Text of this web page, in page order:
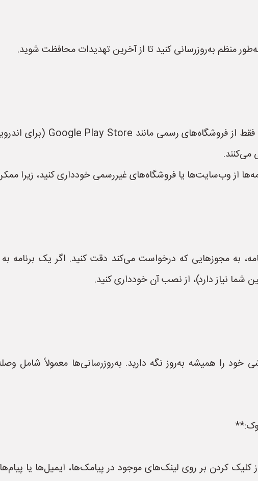
منظم به‌روزرسانی کنید تا از آخرین تهدیدات محافظت شوید.
می‌کنند.
از وب‌سایت‌ها یا فروشگاه‌های غیررسمی خودداری کنید، زیرا
مجوزهایی که درخواست می‌کند دقت کنید. اگر یک برنامه به
نیاز دارد)، از نصب آن خودداری کنید.
را همیشه به‌روز نگه دارید. به‌روزرسانی‌ها معمولاً شامل
کردن بر روی لینک‌های موجود در پیامک‌ها، ایمیل‌ها یا